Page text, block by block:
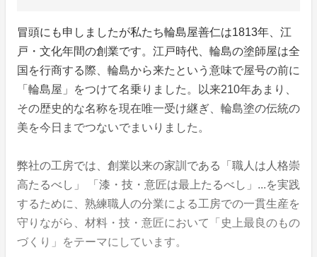
冒頭にも申しましたが私たち輪島屋善仁は1813年、江
戸・文化年間の創業です。江戸時代、輪島の塗師屋は全
国を行商する際、輪島から来たという意味で屋号の前に
「輪島屋」をつけて名乗りました。以来210年あまり、
その歴史的な名称を現在唯一受け継ぎ、輪島塗の伝統の
美を今日までつないでまいりました。
弊社の工房では、創業以来の家訓である「職人は人格崇
高たるべし」 「漆・技・意匠は最上たるべし」...を実践
するために、熟練職人の分業による工房での一貫生産を
守りながら、材料・技・意匠において「史上最良のもの
づくり」をテーマにしています。